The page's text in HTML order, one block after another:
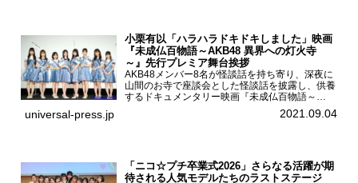
小栗有以「ハラハラドキドキしました」映画
『未成仏百物語～AKB48 異界への灯火寺
～』先行プレミア舞台挨拶
AKB48メンバー8名が怪談話を持ち寄り、深夜に
山間のお寺で座談会とした怪談話を披露し、供養
するドキュメンタリー映画『未成仏百物語～
AKB48異界への灯火寺～』の先行プレミア舞台
挨拶が東京・ユナイテッド・シネマ豊洲で開催さ
universal-press.jp 2021.09.04
「ニコ☆プチ卒業式2026」さらなる活躍が期
待される人気モデルたちのラストステージ